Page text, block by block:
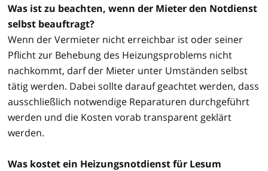
Was ist zu beachten, wenn der Mieter den Notdienst
selbst beauftragt?
Wenn der Vermieter nicht erreichbar ist oder seiner
Pflicht zur Behebung des Heizungsproblems nicht
nachkommt, darf der Mieter unter Umständen selbst
tätig werden. Dabei sollte darauf geachtet werden, dass
ausschließlich notwendige Reparaturen durchgeführt
werden und die Kosten vorab transparent geklärt
werden.
Was kostet ein Heizungsnotdienst für Lesum